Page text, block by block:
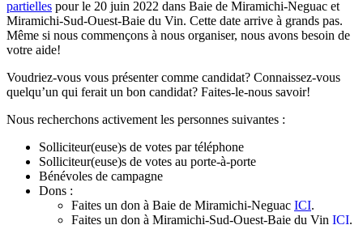
partielles pour le 20 juin 2022 dans Baie de Miramichi-Neguac et
Miramichi-Sud-Ouest-Baie du Vin. Cette date arrive à grands pas.
Même si nous commençons à nous organiser, nous avons besoin de
votre aide!
Voudriez-vous vous présenter comme candidat? Connaissez-vous
quelqu’un qui ferait un bon candidat? Faites-le-nous savoir!
Nous recherchons activement les personnes suivantes :
Solliciteur(euse)s de votes par téléphone
Solliciteur(euse)s de votes au porte-à-porte
Bénévoles de campagne
Dons :
Faites un don à Baie de Miramichi-Neguac ICI.
Faites un don à Miramichi-Sud-Ouest-Baie du Vin ICI.